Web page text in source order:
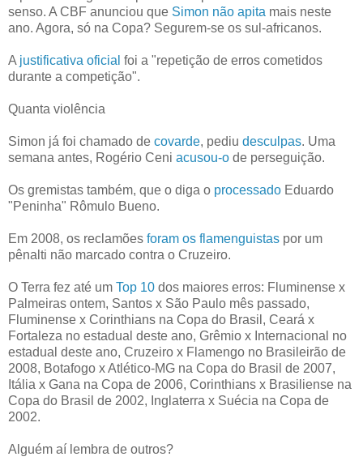
senso. A CBF anunciou que Simon não apita mais neste
ano. Agora, só na Copa? Segurem-se os sul-africanos.
A justificativa oficial foi a "repetição de erros cometidos
durante a competição".
Quanta violência
Simon já foi chamado de covarde, pediu desculpas. Uma
semana antes, Rogério Ceni acusou-o de perseguição.
Os gremistas também, que o diga o processado Eduardo
"Peninha" Rômulo Bueno.
Em 2008, os reclamões foram os flamenguistas por um
pênalti não marcado contra o Cruzeiro.
O Terra fez até um Top 10 dos maiores erros: Fluminense x
Palmeiras ontem, Santos x São Paulo mês passado,
Fluminense x Corinthians na Copa do Brasil, Ceará x
Fortaleza no estadual deste ano, Grêmio x Internacional no
estadual deste ano, Cruzeiro x Flamengo no Brasileirão de
2008, Botafogo x Atlético-MG na Copa do Brasil de 2007,
Itália x Gana na Copa de 2006, Corinthians x Brasiliense na
Copa do Brasil de 2002, Inglaterra x Suécia na Copa de
2002.
Alguém aí lembra de outros?